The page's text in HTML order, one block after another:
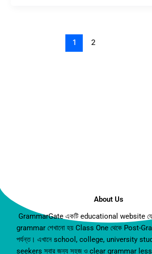
1 2
About Us
GrammarGate একটি educational website
grammar শেখানো হয় Class One থেকে Post-
পর্যন্ত। এখানে school, college, university
seekers সবার জন্য সহজ ও clear grammar